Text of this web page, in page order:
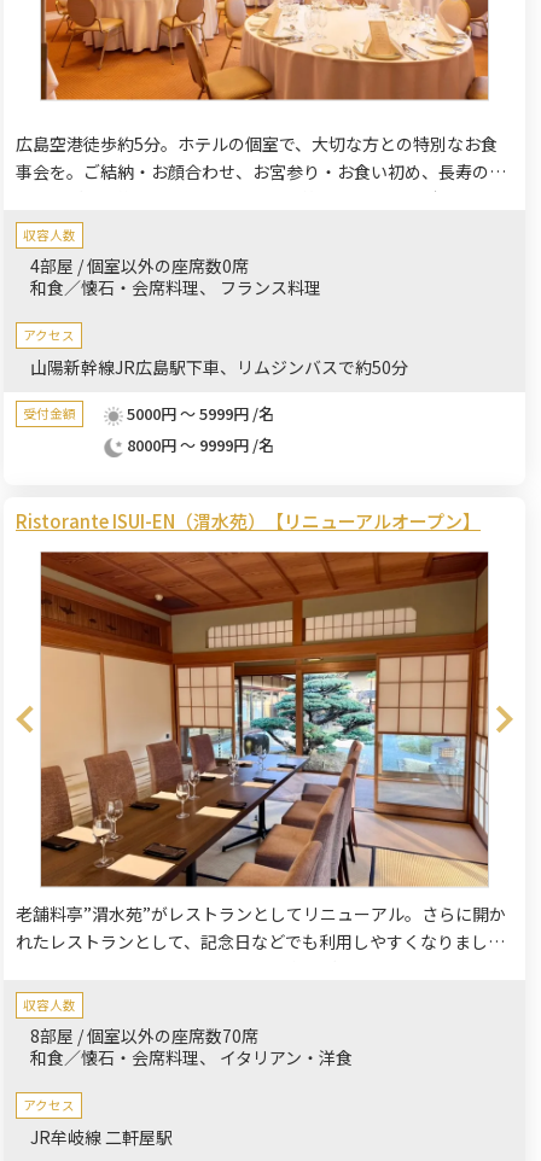
広島空港徒歩約5分。ホテルの個室で、大切な方との特別なお食
事会を。ご結納・お顔合わせ、お宮参り・お食い初め、長寿のお
祝い、ご法要後のお食事など、人生の節目を彩るさまざまなお集
まりにご利用いただけます。ホテルならではの上質なお料理とき
め細やかなおもてなしで、ご家族やご親族との大切な時間をゆっ
たりとお過ごしください。人数や用途に合わせて個室をご案内
す。 無料駐車場を完備しているため、お車でのご来館も安心。遠
方からお越しの方には宿泊もご利用いただけ、移動の負担を軽減
手伝いし、思い出に残るひとときを演出いたします。
収容人数
4部屋 / 個室以外の座席数0席
和食／懐石・会席料理
フランス料理
アクセス
山陽新幹線JR広島駅下車、リムジンバスで約50分
受付金額
5000円 ～ 5999円 /名
8000円 ～ 9999円 /名
Ristorante ISUI-EN（渭水苑）【リニューアルオープン】
老舗料亭”渭水苑”がレストランとしてリニューアル。さらに開か
れたレストランとして、記念日などでも利用しやすくなりまし
軽にご相談くださいませ。
収容人数
8部屋 / 個室以外の座席数70席
和食／懐石・会席料理
イタリアン・洋食
アクセス
JR牟岐線 二軒屋駅